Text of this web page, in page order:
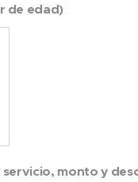
de edad)
monto y